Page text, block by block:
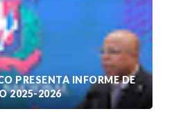
PRESENTA INFORME DE
2025-2026